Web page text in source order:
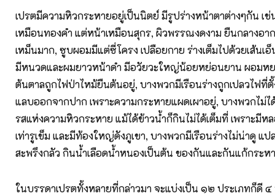
เปรตมีความหิวกระหายอยู่เป็นนิตย์ มีรูปร่างหน้าตาต่างๆกัน เช่
เหมือนทองคำ แต่หน้าเหมือนสุกร, ผิวพรรณงดงาม ยืนกลางอา
เหม็นมาก, ซูบผอมมีแต่ซี่โครง เปลือยกาย ร่างเต็มไปด้วยเส้นเ
มีหนวดและผมยาวหน้าดำ มีอวัยวะใหญ่น้อยหย่อนยาน ผอมหย
ต้นตาลถูกไฟป่าไหม้ยืนต้นอยู่, บางพวกมีเรือนร่างถูกเปลวไฟที่
แลบออกจากปาก เพราะความกระหายแผดเผาอยู่, บางพวกไม่
รสแห่งความหิวกระหาย แม้ได้ข้าวน้ำก็กินไม่ได้เต็มที่ เพราะมีห
เท่ารูเข็ม และมีท้องใหญ่ดังภูเขา, บางพวกมีเรือนร่างไม่น่าดู แ
สะพรึงกลัว กินน้ำเลือดน้ำหนองเป็นต้น ของกันและกันแก้กระห
ในบรรดาเปรตทั้งหลายที่กล่าวมา จะแบ่งเป็น ๑๒ ประเภทก็ดี